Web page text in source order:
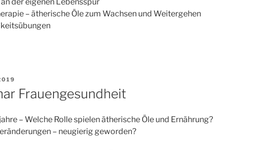
– ätherische Öle zum Wachsen und Weitergehen
Frauengesundheit
– Welche Rolle spielen ätherische Öle und Ernährung?
– neugierig geworden?